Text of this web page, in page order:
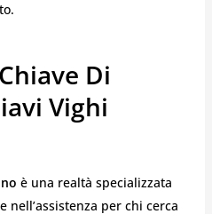
Di
Vighi
è una realtà specializzata
nell’assistenza per chi cerca